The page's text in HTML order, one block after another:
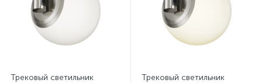
Трековый светильник
Трековый светильник